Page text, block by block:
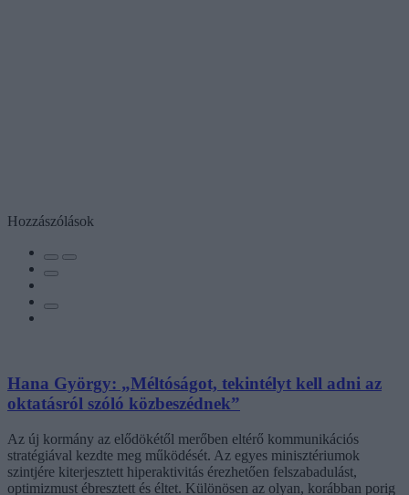
Hozzászólások
Hana György: „Méltóságot, tekintélyt kell adni az
oktatásról szóló közbeszédnek”
Az új kormány az elődökétől merőben eltérő kommunikációs
stratégiával kezdte meg működését. Az egyes minisztériumok
szintjére kiterjesztett hiperaktivitás érezhetően felszabadulást,
optimizmust ébresztett és éltet. Különösen az olyan, korábban porig